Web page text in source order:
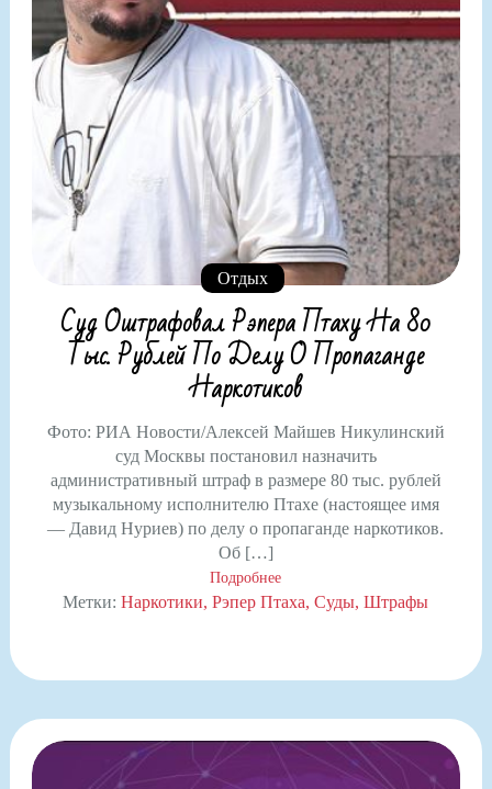
Отдых
Суд Оштрафовал Рэпера Птаху На 80
Тыс. Рублей По Делу О Пропаганде
Наркотиков
Фото: РИА Новости/Алексей Майшев Никулинский
суд Москвы постановил назначить
административный штраф в размере 80 тыс. рублей
музыкальному исполнителю Птахе (настоящее имя
— Давид Нуриев) по делу о пропаганде наркотиков.
Об […]
Подробнее
Метки:Наркотики Рэпер Птаха Суды Штрафы